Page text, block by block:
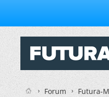
Forum Futura-